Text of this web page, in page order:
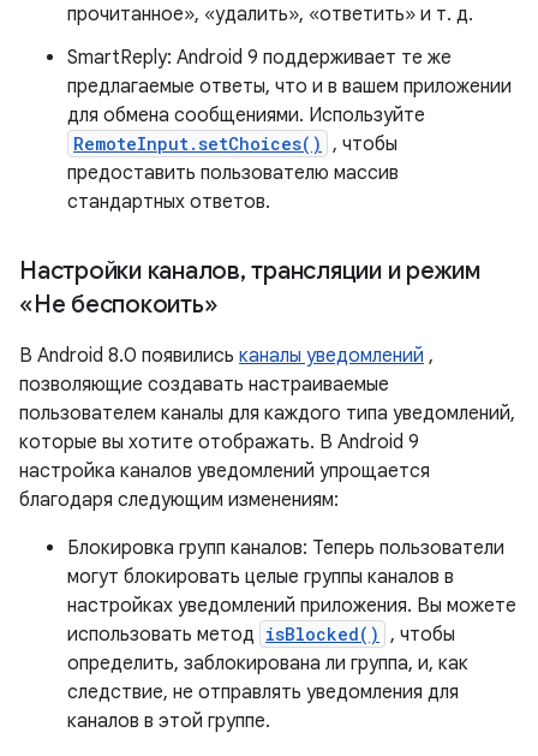
прочитанное», «удалить», «ответить» и т. д.
SmartReply: Android 9 поддерживает те же
предлагаемые ответы, что и в вашем приложении
для обмена сообщениями. Используйте
RemoteInput.setChoices() , чтобы
предоставить пользователю массив
стандартных ответов.
Настройки каналов, трансляции и режим
«Не беспокоить»
В Android 8.0 появились каналы уведомлений ,
позволяющие создавать настраиваемые
пользователем каналы для каждого типа уведомлений,
которые вы хотите отображать. В Android 9
настройка каналов уведомлений упрощается
благодаря следующим изменениям:
Блокировка групп каналов: Теперь пользователи
могут блокировать целые группы каналов в
настройках уведомлений приложения. Вы можете
использовать метод isBlocked() , чтобы
определить, заблокирована ли группа, и, как
следствие, не отправлять уведомления для
каналов в этой группе.